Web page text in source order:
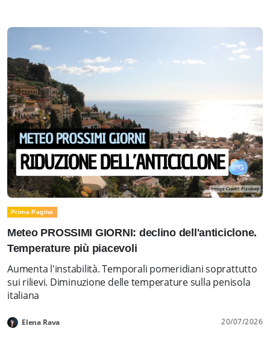
Prima Pagina
Meteo PROSSIMI GIORNI: declino dell'anticiclone.
Temperature più piacevoli
Aumenta l'instabilità. Temporali pomeridiani soprattutto
sui rilievi. Diminuzione delle temperature sulla penisola
italiana
Elena Rava 20/07/2026